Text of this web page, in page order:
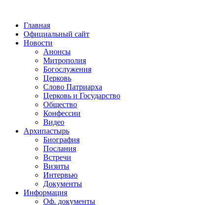
Главная
Официальный сайт
Новости
Анонсы
Митрополия
Богослужения
Церковь
Слово Патриарха
Церковь и Государство
Общество
Конфессии
Видео
Архипастырь
Биография
Послания
Встречи
Визиты
Интервью
Документы
Информация
Оф. документы